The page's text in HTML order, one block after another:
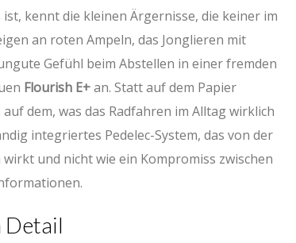
kennt die kleinen Ärgernisse, die keiner im
an roten Ampeln, das Jonglieren mit
Gefühl beim Abstellen in einer fremden
Flourish E+an. Statt auf dem Papier
dem, was das Radfahren im Alltag wirklich
integriertes Pedelec-System, das von der
und nicht wie ein Kompromiss zwischen
Detail